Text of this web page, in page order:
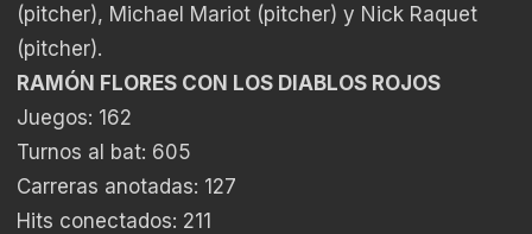
(pitcher), Michael Mariot (pitcher) y Nick Raquet
(pitcher).
RAMÓN FLORES CON LOS DIABLOS ROJOS
Juegos: 162
Turnos al bat: 605
Carreras anotadas: 127
Hits conectados: 211